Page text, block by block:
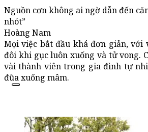
Nguồn cơn không ai ngờ dẫn đến
nhót”
Hoàng Nam
Mọi việc bắt đầu khá đơn giản, với
đôi khi gục luôn xuống và tử vong.
vài thành viên trong gia đình tự
đũa xuống mâm.